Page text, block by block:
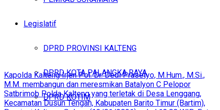
Legislatif
DPRD PROVINSI KALTENG
DPRD KOTA PALANGKA RAYA
DPRD KOTIM
Kapolda Kalteng Irjen Pol. Dr. Dedi Prasetyo, M.Hum., M.Si.,
M.M. membangun dan meresmikan Batalyon C Pelopor
Satbrimob Polda Kalteng yang terletak di Desa Lenggang,
Kecamatan Dusun Tengah, Kabupaten Barito Timur (Bartim),